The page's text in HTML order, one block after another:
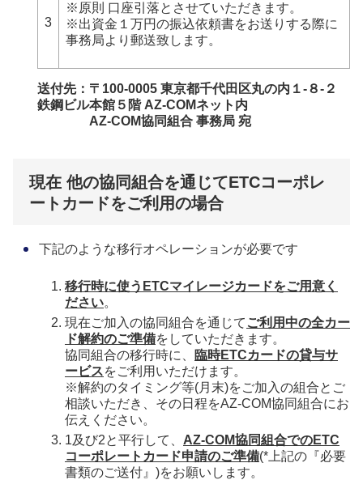
3
※原則 口座引落とさせていただきます。
※出資金１万円の振込依頼書をお送りする際に
事務局より郵送致します。
送付先：〒100-0005 東京都千代田区丸の内１-８-２
鉄鋼ビル本館５階 AZ-COMネット内
AZ-COM協同組合 事務局 宛
現在 他の協同組合を通じてETCコーポレ
ートカードをご利用の場合
下記のような移行オペレーションが必要です
移行時に使うETCマイレージカードをご用意く
ださい。
現在ご加入の協同組合を通じて ご利用中の全カー
ド解約のご準備をしていただきます。
協同組合の移行時に、
臨時ETCカードの貸与サ
ービスをご利用いただけます。
※解約のタイミング等(月末)をご加入の組合とご
相談いただき、その日程をAZ-COM協同組合にお
伝えください。
1及び2と平行して、 AZ-COM協同組合でのETC
コーポレートカード申請のご準備(*上記の『必要
書類のご送付』)をお願いします。